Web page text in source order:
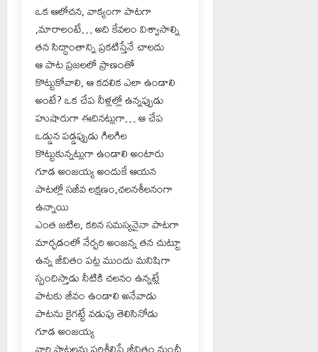
ఒక ఆలోచన, వాక్యంగా పాటగా
,మారాలంటే… అది కేవలం విశ్వాసాల్ని
తన సిద్ధాంతాన్ని ప్రకటిస్తేనే చాలదు
ఆ పాట ప్రజలలో ప్రాణంతో
కొట్టుకోవాలి, ఆ కదలిక ఎలా ఉండాలి
అంటే? ఒక చేప నీళ్లల్లో ఉన్నప్పుడు
హుషారుగా ఈదినట్లుగా… ఆ చేప
ఒడ్డున పడ్డప్పుడు గిలగిల
కొట్టుకున్నట్లుగా ఉండాలి అంటారు
గూడ అంజయ్య అందుకే ఆయన
పాటల్లో సజీవ లక్షణం,చలనశీలనంగా
ఉన్నాయి
ఎంత జటిల, కఠిన సమస్యనైనా పాటగా
మార్చడంలో నేర్పరి అంజన్న తన చుట్టూ
ఉన్న జీవితం పట్ల ముందు మనిషిగా
స్పందిస్తాడు నీటికి చలనం ఉన్నట్లే
పాటకు జీవం ఉండాలి అనేవాడు
పాటను కైగట్టే వడుపు తెలిసినోడు
గూడ అంజయ్య